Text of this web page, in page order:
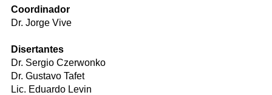
Coordinador
Dr. Jorge Vive
Disertantes
Dr. Sergio Czerwonko
Dr. Gustavo Tafet
Lic. Eduardo Levin